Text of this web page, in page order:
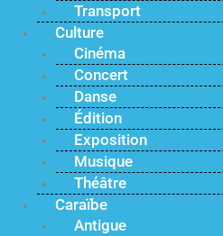
Transport
Culture
Cinéma
Concert
Danse
Édition
Exposition
Musique
Théâtre
Caraïbe
Antigue